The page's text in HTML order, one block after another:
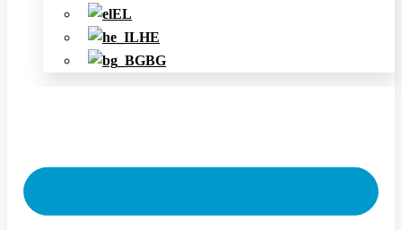
EL
HE
BG